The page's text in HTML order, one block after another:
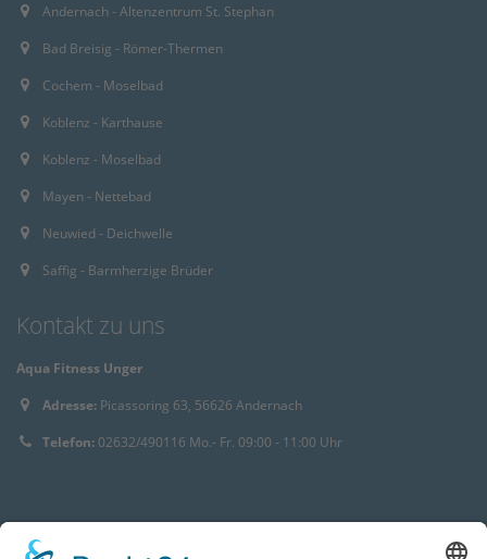
Andernach - Altenzentrum St. Stephan
Bad Breisig - Römer-Thermen
Cochem - Moselbad
Koblenz - Karthause
Koblenz - Moselbad
Mayen - Nettebad
Neuwied - Deichwelle
Saffig - Barmherzige Brüder
Kontakt zu uns
Aqua Fitness Unger
Adresse: Picassoring 63, 56626 Andernach
Telefon: 02632/490116 Mo.- Fr. 09:00 - 11:00 Uhr